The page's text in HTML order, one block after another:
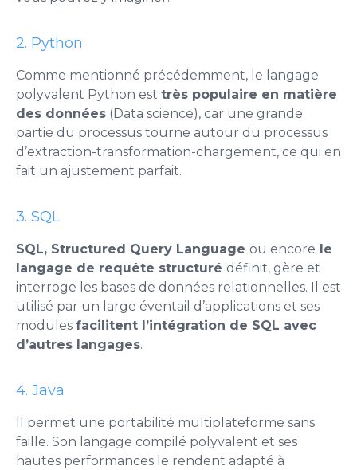
2. Python
Comme mentionné précédemment, le langage
polyvalent Python est très populaire en matière
des données (Data science), car une grande
partie du processus tourne autour du processus
d’extraction-transformation-chargement, ce qui en
fait un ajustement parfait.
3. SQL
SQL, Structured Query Language ou encore le
langage de requête structuré définit, gère et
interroge les bases de données relationnelles. Il est
utilisé par un large éventail d’applications et ses
modules facilitent l’intégration de SQL avec
d’autres langages.
4. Java
Il permet une portabilité multiplateforme sans
faille. Son langage compilé polyvalent et ses
hautes performances le rendent adapté à